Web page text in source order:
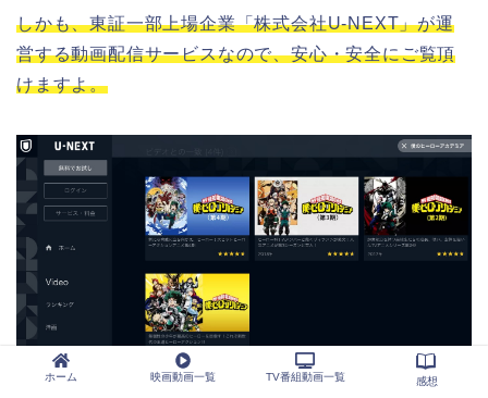
しかも、東証一部上場企業「株式会社U-NEXT」が運
営する動画配信サービスなので、安心・安全にご覧頂
けますよ。
（画像引用元：U-NEXT）
ホーム 映画動画一覧 TV番組動画一覧 感想